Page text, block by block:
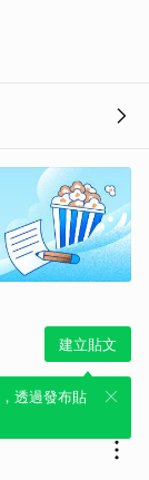
建立貼文
透過發布貼